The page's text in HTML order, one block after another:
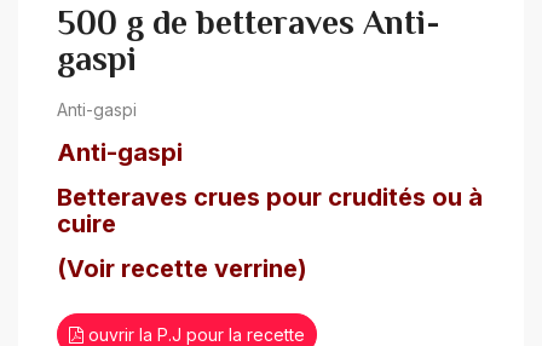
500 g de betteraves Anti-
gaspi
Anti-gaspi
Anti-gaspi
Betteraves crues pour crudités ou à
cuire
(Voir recette verrine)
ouvrir la P.J pour la recette